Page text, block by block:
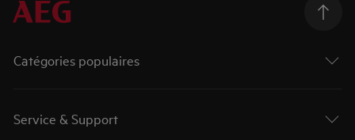
Catégories populaires
Service & Support